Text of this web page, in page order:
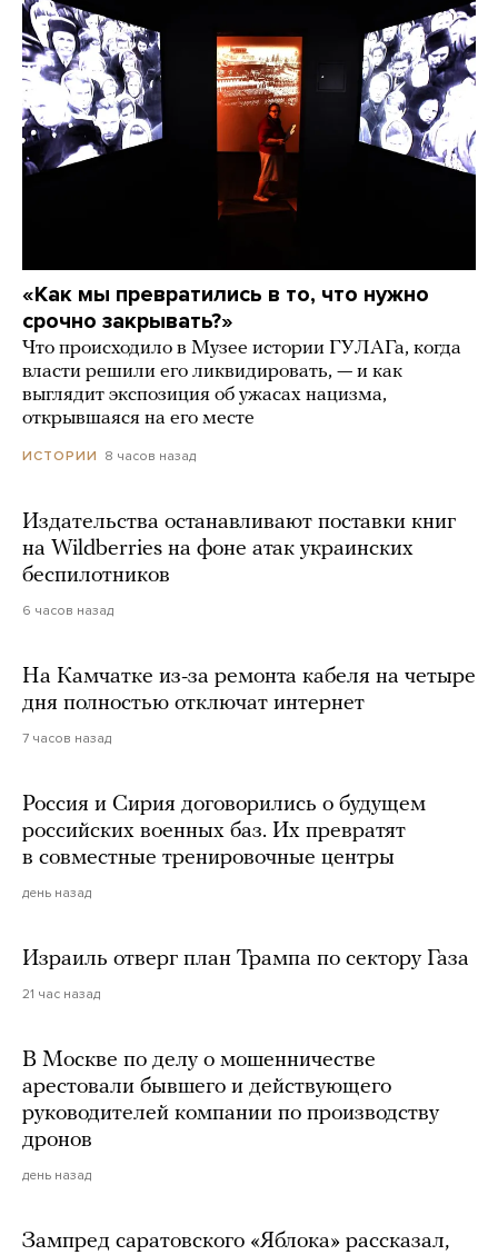
«Как мы превратились в то, что нужно
срочно закрывать?»
Что происходило в Музее истории ГУЛАГа, когда
власти решили его ликвидировать, — и как
выглядит экспозиция об ужасах нацизма,
открывшаяся на его месте
ИСТОРИИ 8 часов назад
Издательства останавливают поставки книг
на Wildberries на фоне атак украинских
беспилотников
6 часов назад
На Камчатке из-за ремонта кабеля на четыре
дня полностью отключат интернет
7 часов назад
Россия и Сирия договорились о будущем
российских военных баз. Их превратят
в совместные тренировочные центры
день назад
Израиль отверг план Трампа по сектору Газа
21 час назад
В Москве по делу о мошенничестве
арестовали бывшего и действующего
руководителей компании по производству
дронов
день назад
Зампред саратовского «Яблока» рассказал,